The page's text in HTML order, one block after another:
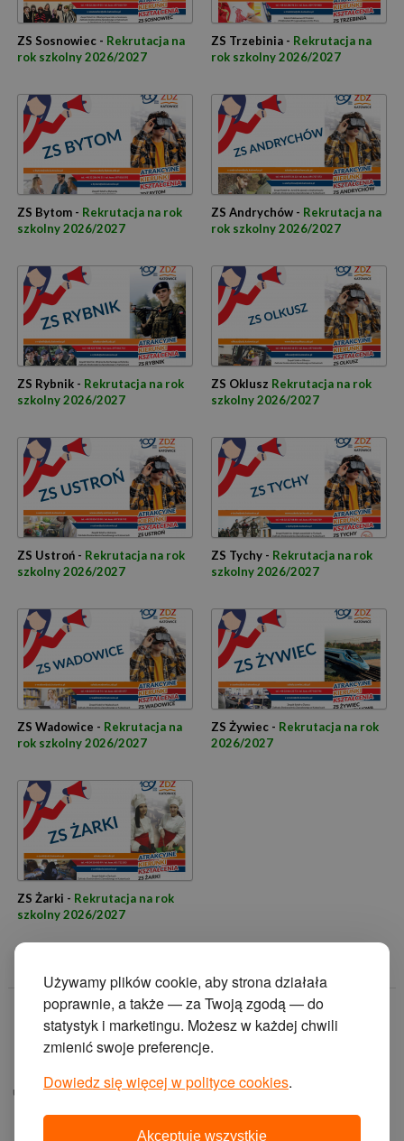
Używamy plików cookie, aby strona działała
poprawnie, a także — za Twoją zgodą — do
statystyk i marketingu. Możesz w każdej chwili
zmienić swoje preferencje.
Dowiedz się więcej w polityce cookies.
Akceptuję wszystkie
ZS Sosnowiec - Rekrutacja na
rok szkolny 2026/2027
ZS Trzebinia - Rekrutacja na
rok szkolny 2026/2027
ZS Bytom - Rekrutacja na rok
szkolny 2026/2027
ZS Andrychów - Rekrutacja na
rok szkolny 2026/2027
ZS Rybnik - Rekrutacja na rok
szkolny 2026/2027
ZS Oklusz Rekrutacja na rok
szkolny 2026/2027
ZS Ustroń - Rekrutacja na rok
szkolny 2026/2027
ZS Tychy - Rekrutacja na rok
szkolny 2026/2027
ZS Wadowice - Rekrutacja na
rok szkolny 2026/2027
ZS Żywiec - Rekrutacja na rok
2026/2027
ZS Żarki - Rekrutacja na rok
szkolny 2026/2027
© 2014 Zakład
Doskonalenia
Zawodowego w
ul. Krasińskiego 2, 40-